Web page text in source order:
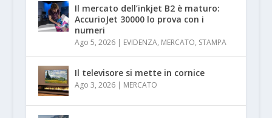
Il mercato dell’inkjet B2 è maturo:
AccurioJet 30000 lo prova con i
numeri
Ago 5, 2026| EVIDENZA, MERCATO, STAMPA
Il televisore si mette in cornice
Ago 3, 2026| MERCATO